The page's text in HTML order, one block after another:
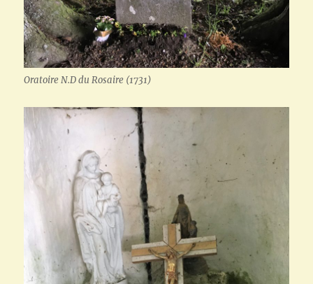
Oratoire N.D du Rosaire (1731)